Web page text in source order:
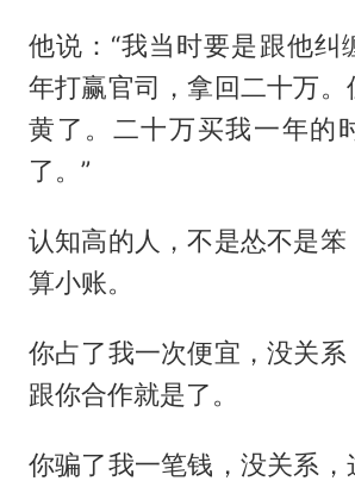
他说：“我当时要是跟他纠
年打赢官司，拿回二十万
黄了。二十万买我一年的
了。”
认知高的人，不是怂不是笨
算小账。
你占了我一次便宜，没关系
跟你合作就是了。
你骗了我一笔钱，没关系，